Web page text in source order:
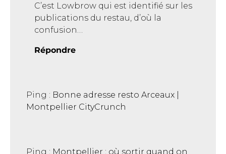
C’est Lowbrow qui est identifié sur les
publications du restau, d’où la
confusion…
Répondre
Ping : Bonne adresse resto Arceaux |
Montpellier CityCrunch
Ping : Montpellier : où sortir quand on